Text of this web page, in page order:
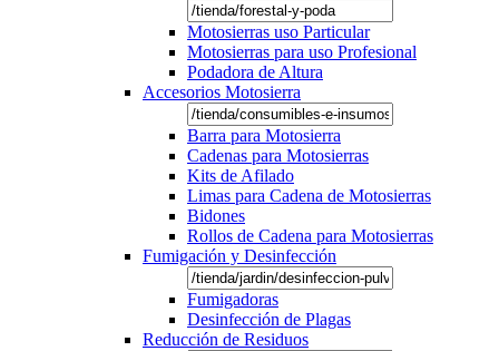
Motosierras uso Particular
Motosierras para uso Profesional
Podadora de Altura
Accesorios Motosierra
Barra para Motosierra
Cadenas para Motosierras
Kits de Afilado
Limas para Cadena de Motosierras
Bidones
Rollos de Cadena para Motosierras
Fumigación y Desinfección
Fumigadoras
Desinfección de Plagas
Reducción de Residuos